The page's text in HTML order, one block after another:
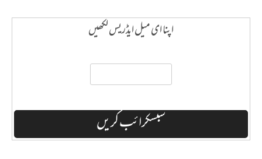
اپنا ای میل ایڈریس لکھیں